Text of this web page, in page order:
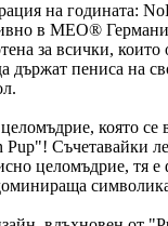
на годината:
в MEO®
за всички, които
държат пениса на
която се
Съчетавайки
целомъдрие, тя